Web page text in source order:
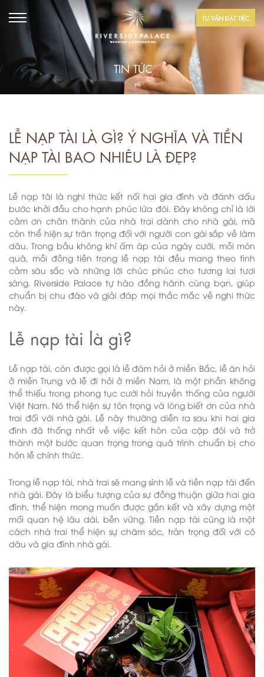
TƯ VẤN ĐẶT TIỆC
TIN TỨC
LỄ NẠP TÀI LÀ GÌ? Ý NGHĨA VÀ TIỀN
NẠP TÀI BAO NHIÊU LÀ ĐẸP?
Lễ nạp tài là nghi thức kết nối hai gia đình và đánh dấu
bước khởi đầu cho hạnh phúc lứa đôi. Đây không chỉ là lời
cảm ơn chân thành của nhà trai dành cho nhà gái, mà
còn thể hiện sự trân trọng đối với người con gái sắp về làm
dâu. Trong bầu không khí ấm áp của ngày cưới, mỗi món
quà, mỗi đồng tiền trong lễ nạp tài đều mang theo tình
cảm sâu sắc và những lời chúc phúc cho tương lai tươi
sáng. Riverside Palace tự hào đồng hành cùng bạn, giúp
chuẩn bị chu đáo và giải đáp mọi thắc mắc về nghi thức
này.
Lễ nạp tài là gì?
Lễ nạp tài, còn được gọi là lễ đám hỏi ở miền Bắc, lễ ăn hỏi
ở miền Trung và lễ đi hỏi ở miền Nam, là một phần không
thể thiếu trong phong tục cưới hỏi truyền thống của người
Việt Nam. Nó thể hiện sự tôn trọng và lòng biết ơn của nhà
trai đối với nhà gái. Lễ này thường diễn ra sau khi hai gia
đình đã thống nhất về việc kết hôn của cặp đôi và trở
thành một bước quan trọng trong quá trình chuẩn bị cho
hôn lễ chính thức.
Trong lễ nạp tài, nhà trai sẽ mang sính lễ và tiền nạp tài đến
nhà gái. Đây là biểu tượng của sự đồng thuận giữa hai gia
đình, thể hiện mong muốn được gắn kết và xây dựng một
mối quan hệ lâu dài, bền vững. Tiền nạp tài cũng là một
cách nhà trai thể hiện sự chăm sóc, trân trọng đối với cô
dâu và gia đình nhà gái.